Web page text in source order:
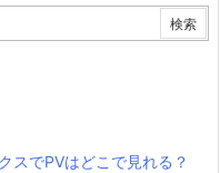
スでPVはどこで見れる？